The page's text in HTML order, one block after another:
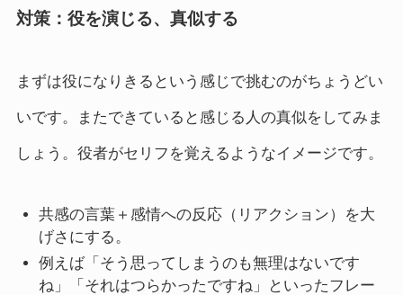
対策：役を演じる、真似する
まずは役になりきるという感じで挑むのがちょうどい
いです。またできていると感じる人の真似をしてみま
しょう。役者がセリフを覚えるようなイメージです。
共感の言葉＋感情への反応（リアクション）を大
げさにする。
例えば「そう思ってしまうのも無理はないです
ね」「それはつらかったですね」といったフレー